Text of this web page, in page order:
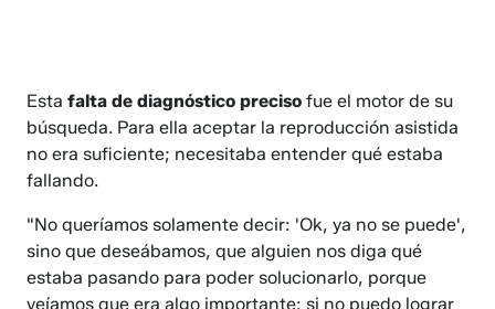
Esta falta de diagnóstico preciso fue el motor de su
búsqueda. Para ella aceptar la reproducción asistida
no era suficiente; necesitaba entender qué estaba
fallando.
"No queríamos solamente decir: 'Ok, ya no se puede',
sino que deseábamos, que alguien nos diga qué
estaba pasando para poder solucionarlo, porque
veíamos que era algo importante: si no puedo lograr